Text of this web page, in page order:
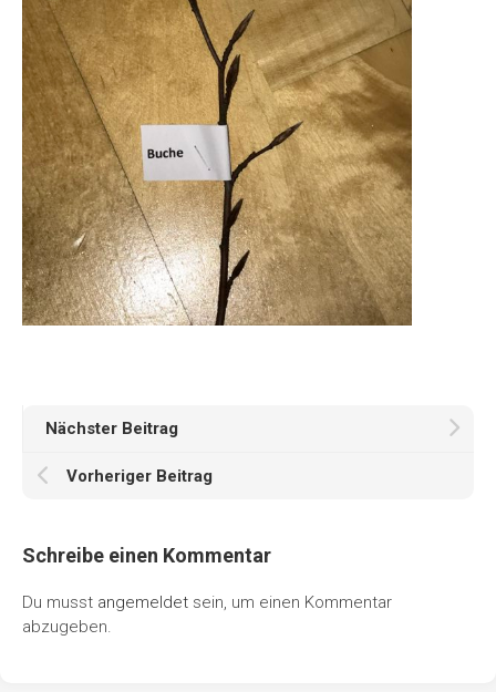
Nächster Beitrag
Vorheriger Beitrag
Schreibe einen Kommentar
Du musst angemeldet sein, um einen Kommentar
abzugeben.